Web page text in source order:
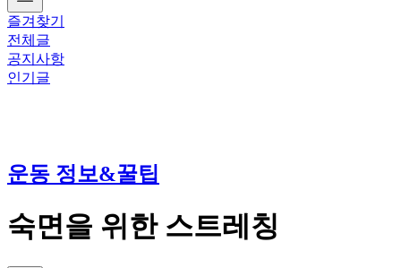
즐겨찾기
전체글
공지사항
인기글
운동 정보&꿀팁
숙면을 위한 스트레칭